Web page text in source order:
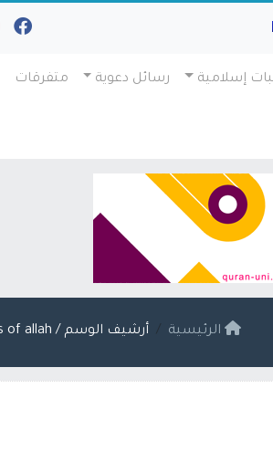
إسلامية رسائل دعوية متفرقات
الرئيسية أرشيف الوسم / names of allah